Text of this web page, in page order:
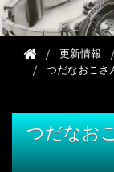
更新情報
つだなおこさ
つだなお